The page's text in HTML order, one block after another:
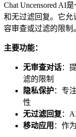
Chat Uncensored AI
和无过滤回复。它
容审查或过滤的限制
主要功能：
无审查对话：
滤的限制
隐私保护：专
性
无过滤回复 ：
移动应用 ：作